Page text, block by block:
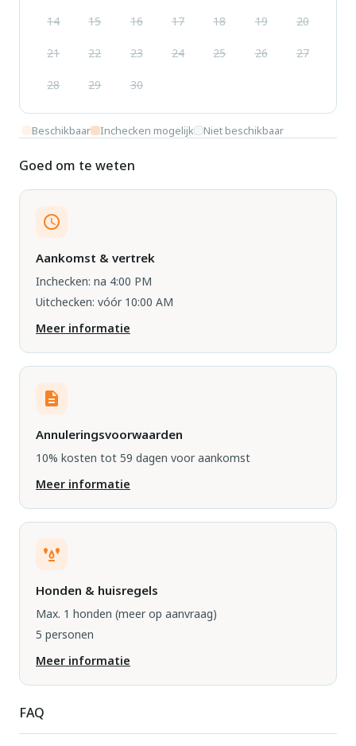
14 15 16 17 18 19 20
21 22 23 24 25 26 27
28 29 30
Beschikbaar Inchecken mogelijk Niet beschikbaar
Goed om te weten
Aankomst & vertrek
Inchecken: na 4:00 PM
Uitchecken: vóór 10:00 AM
Meer informatie
Annuleringsvoorwaarden
10% kosten tot 59 dagen voor aankomst
Meer informatie
Honden & huisregels
Max. 1 honden (meer op aanvraag)
5 personen
Meer informatie
FAQ